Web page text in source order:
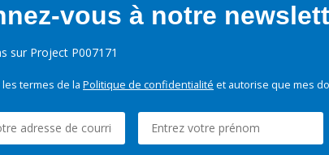
vous à notre
sur Project P007171
les termes de la Politique de confidentialité et autorise que mes